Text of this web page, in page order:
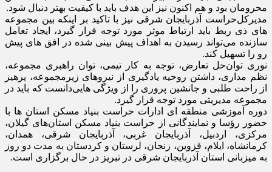
محرومان بود و هم اکنون نیز این هدف باید با کیفیت بهتر دنبال شود.
مدیرکل‌حراست آذربایجان شرقی نیز با تاکید بر اینکه بین‌ مجموعه
های ذی ربط باید ارتباط موثر مورد توجه قرار گیرد، ایجاد تعامل
سازنده می‌تواند رسیدن به اهداف پیش بینی شده در افق های پیش
رو را تسهیل کند.
نوری توان‌حل‌ تعارض، توجه به کار تیمی، توان راهبری مجموعه،
نظم مداری، داشتن روحیه یادگیری از نیروهای زیرمجموعه، پرهیز
از راحت طلبی و جانشین پروری را از ویژگی هایی‌دانست که باید در
مجموعه مدیریتی مورد توجه قرار گیرد.
دوره آموزشی منطقه ای ادارات حراست بنیاد مسکن استان ها با
حضور رؤسا و نمایندگانی از حراست بنیاد مسکن استان‌های گیلان،
مرکزی، اردبیل، آذربایجان غربی، آذربایجان شرقی، همدان،
کرمانشاه، ایلام، قزوین، زنجان، لرستان و کردستان به مدت دو روز
به میزبانی استان آذربایجان شرقی در تبریز در حال برگزاری است.